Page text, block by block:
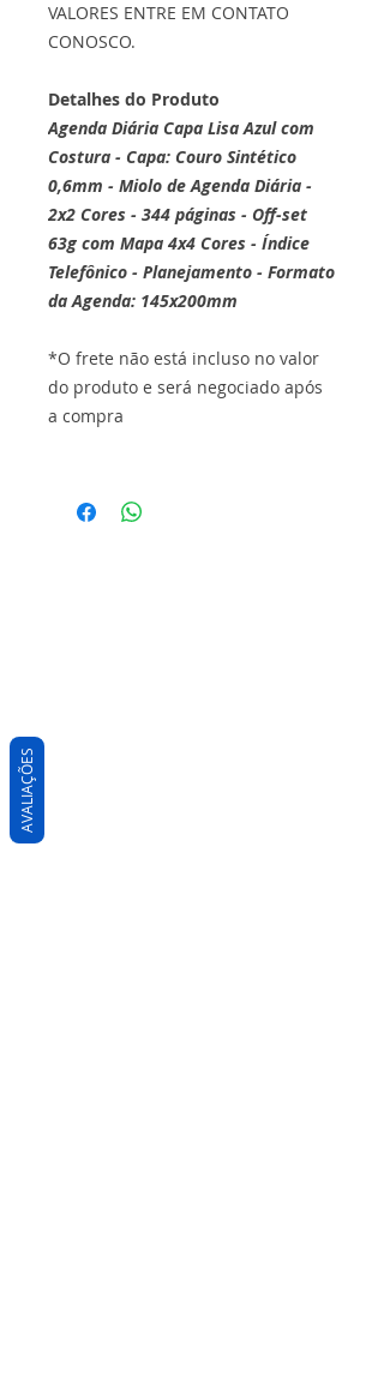
VALORES ENTRE EM CONTATO
CONOSCO.
Detalhes do Produto
Agenda Diária Capa Lisa Azul com
Costura - Capa: Couro Sintético
0,6mm - Miolo de Agenda Diária -
2x2 Cores - 344 páginas - Off-set
63g com Mapa 4x4 Cores - Índice
Telefônico - Planejamento - Formato
da Agenda: 145x200mm
*O frete não está incluso no valor
do produto e será negociado após
a compra
AVALIAÇÕES